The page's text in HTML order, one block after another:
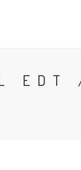
EDT